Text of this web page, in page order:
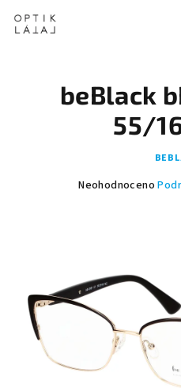
obsah
beBlack
55/
Průměrné
5
hvězdiček.
Neohodnoceno